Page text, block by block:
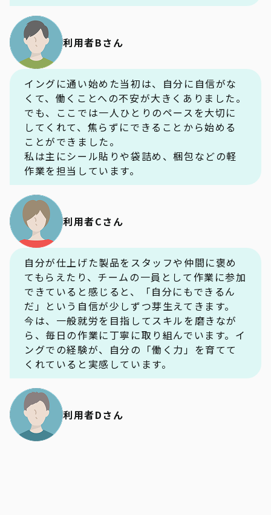
利用者Bさん
イングに通い始めた当初は、自分に自信がな
くて、働くことへの不安が大きくありました。
でも、ここでは一人ひとりのペースを大切に
してくれて、焦らずにできることから始める
ことができました。
私は主にシール貼りや袋詰め、梱包などの軽
作業を担当しています。
利用者Cさん
自分が仕上げた製品をスタッフや仲間に褒め
てもらえたり、チームの一員として作業に参加
できていると感じると、「自分にもできるん
だ」という自信が少しずつ芽生えてきます。
今は、一般就労を目指してスキルを磨きなが
ら、毎日の作業に丁寧に取り組んでいます。イ
ングでの経験が、自分の「働く力」を育てて
くれていると実感しています。
利用者Dさん